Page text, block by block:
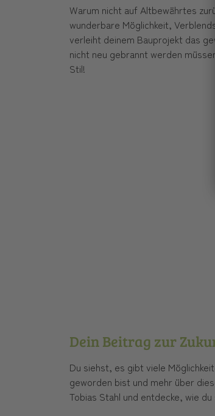
Warum nicht auf Altbewährtes
wunderbare Möglichkeit,
verleiht deinem Bauprojekt das
nicht neu gebrannt werden
Stil!
Dein Beitrag zur
Du siehst, es gibt viele
geworden bist und mehr über
Tobias Stahl und entdecke, wie